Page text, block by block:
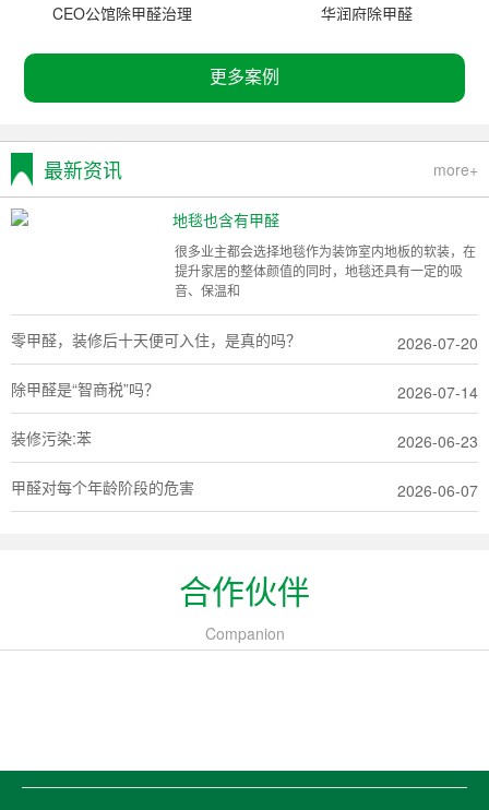
CEO公馆除甲醛治理 华润府除甲醛
更多案例
最新资讯 more+
地毯也含有甲醛
很多业主都会选择地毯作为装饰室内地板的软装，在
提升家居的整体颜值的同时，地毯还具有一定的吸
音、保温和
零甲醛，装修后十天便可入住，是真的吗？ 2026-07-20
除甲醛是“智商税”吗？ 2026-07-14
装修污染:苯 2026-06-23
甲醛对每个年龄阶段的危害 2026-06-07
合作伙伴
Companion